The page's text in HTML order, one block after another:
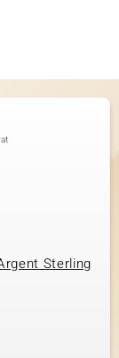
Sterling